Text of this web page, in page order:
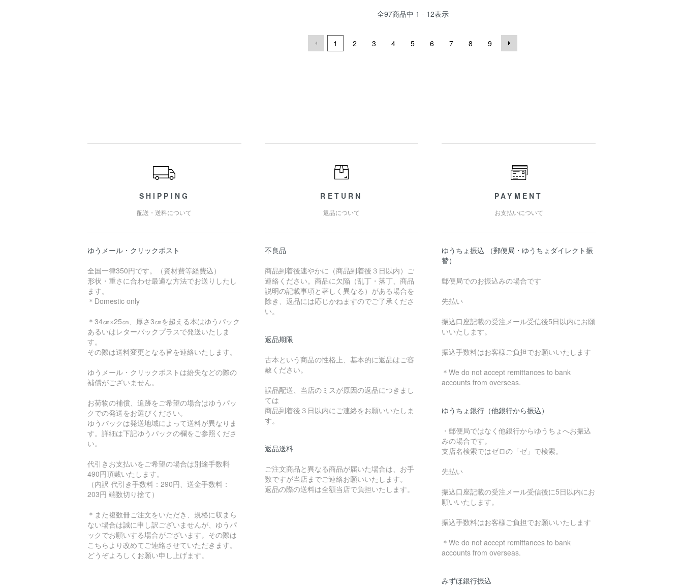
全97商品中 1 - 12表示
1 2 3 4 5 6 7 8 9
SHIPPING
配送・送料について
ゆうメール・クリックポスト
全国一律350円です。（資材費等経費込）
形状・重さに合わせ最適な方法でお送りしたし
ます。
＊Domestic only
＊34㎝×25㎝、厚さ3㎝を超える本はゆうパック
あるいはレターパックプラスで発送いたしま
す。
その際は送料変更となる旨を連絡いたします。
ゆうメール・クリックポストは紛失などの際の
補償がございません。
お荷物の補償、追跡をご希望の場合はゆうパッ
クでの発送をお選びください。
ゆうパックは発送地域によって送料が異なりま
す。詳細は下記ゆうパックの欄をご参照くださ
い。
代引きお支払いをご希望の場合は別途手数料
490円頂戴いたします。
（内訳 代引き手数料：290円、送金手数料：
203円 端数切り捨て）
＊また複数冊ご注文をいただき、規格に収まら
ない場合は誠に申し訳ございませんが、ゆうパ
ックでお願いする場合がございます。その際は
こちらより改めてご連絡させていただきます。
どうぞよろしくお願い申し上げます。
RETURN
返品について
不良品
商品到着後速やかに（商品到着後３日以内）ご
連絡ください。商品に欠陥（乱丁・落丁、商品
説明の記載事項と著しく異なる）がある場合を
除き、返品には応じかねますのでご了承くださ
い。
返品期限
古本という商品の性格上、基本的に返品はご容
赦ください。
誤品配送、当店のミスが原因の返品につきまし
ては
商品到着後３日以内にご連絡をお願いいたしま
す。
返品送料
ご注文商品と異なる商品が届いた場合は、お手
数ですが当店までご連絡お願いいたします。
返品の際の送料は全額当店で負担いたします。
PAYMENT
お支払いについて
ゆうちょ振込 （郵便局・ゆうちょダイレクト振
替）
郵便局でのお振込みの場合です
先払い
振込口座記載の受注メール受信後5日以内にお願
いいたします。
振込手数料はお客様ご負担でお願いいたします
＊We do not accept remittances to bank
accounts from overseas.
ゆうちょ銀行（他銀行から振込）
・郵便局ではなく他銀行からゆうちょへお振込
みの場合です。
支店名検索ではゼロの「ゼ」で検索。
先払い
振込口座記載の受注メール受信後に5日以内にお
願いいたします。
振込手数料はお客様ご負担でお願いいたします
＊We do not accept remittances to bank
accounts from overseas.
みずほ銀行振込